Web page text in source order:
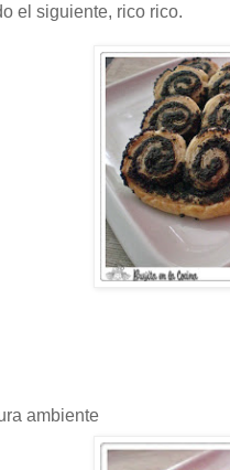
el siguiente, rico rico.
ambiente